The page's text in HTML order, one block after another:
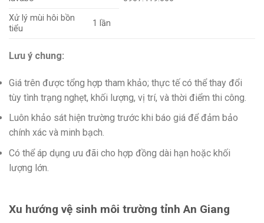
Xử lý mùi hôi bồn
tiểu
1 lần
Lưu ý chung:
Giá trên được tổng hợp tham khảo; thực tế có thể thay đổi
tùy tình trạng nghẹt, khối lượng, vị trí, và thời điểm thi công.
Luôn khảo sát hiện trường trước khi báo giá để đảm bảo
chính xác và minh bạch.
Có thể áp dụng ưu đãi cho hợp đồng dài hạn hoặc khối
lượng lớn.
Xu hướng vệ sinh môi trường tỉnh An Giang